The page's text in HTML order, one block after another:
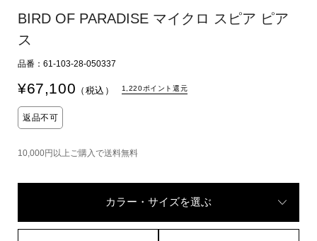
BIRD OF PARADISE マイクロ スピア ピア
ス
品番：61-103-28-050337
¥67,100 （税込） 1,220ポイント還元
返品不可
10,000円以上ご購入で送料無料
カラー・サイズを選ぶ